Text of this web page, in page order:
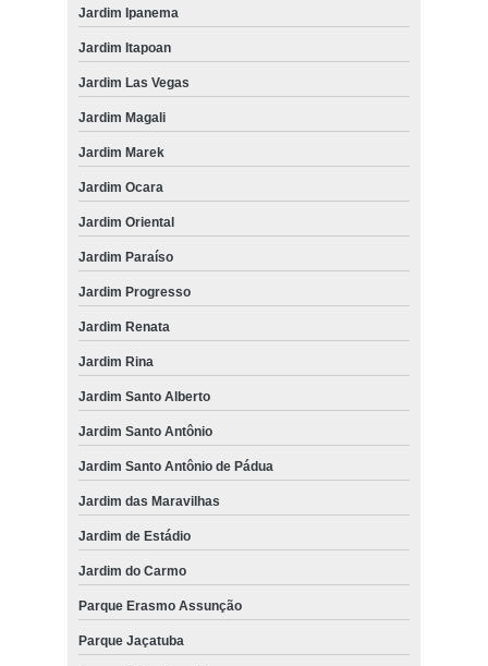
Jardim Ipanema
Jardim Itapoan
Jardim Las Vegas
Jardim Magali
Jardim Marek
Jardim Ocara
Jardim Oriental
Jardim Paraíso
Jardim Progresso
Jardim Renata
Jardim Rina
Jardim Santo Alberto
Jardim Santo Antônio
Jardim Santo Antônio de Pádua
Jardim das Maravilhas
Jardim de Estádio
Jardim do Carmo
Parque Erasmo Assunção
Parque Jaçatuba